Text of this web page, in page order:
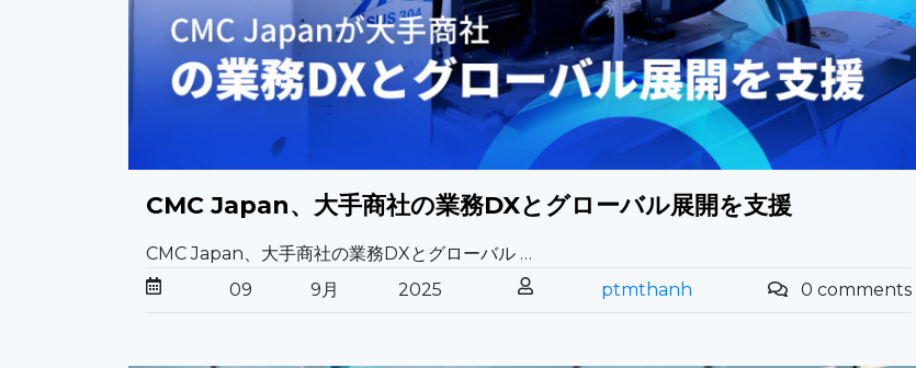
CMC Japan、大手商社の業務DXとグローバル展開を支援
CMC Japan、大手商社の業務DXとグローバル …
09
9月 2025 ptmthanh 0 comments